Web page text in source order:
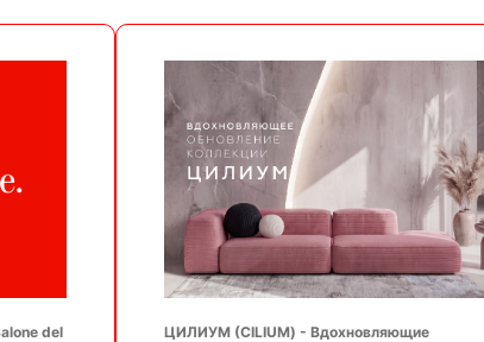
del
ЦИЛИУМ (CILIUM) - Вдохновляющие